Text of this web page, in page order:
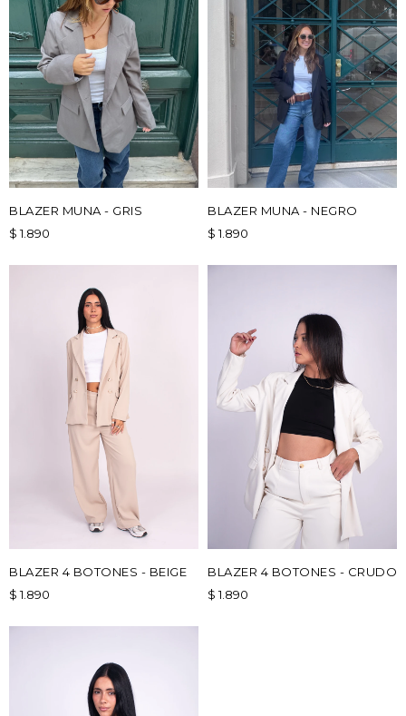
BLAZER MUNA - GRIS
$ 1.890
BLAZER MUNA - NEGRO
$ 1.890
BLAZER 4 BOTONES - BEIGE
$ 1.890
BLAZER 4 BOTONES - CRUDO
$ 1.890